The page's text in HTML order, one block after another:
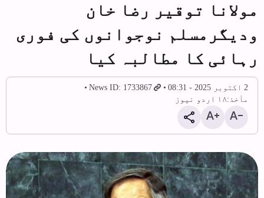
مولانا توقیر رضا خان
ودیگرمسلم نوجوانوں کی فوری
رہائی کا مطالبہ کیا
2 اکتوبر 2025 - 08:31
News ID: 1733867
مآخذ:۱۸ اردو نیوز